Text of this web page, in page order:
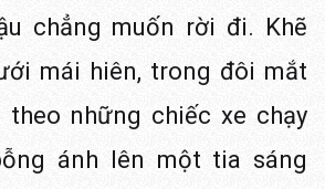
chẳng muốn rời đi. Khẽ
mái hiên, trong đôi mắt
những chiếc xe chạy
ánh lên một tia sáng